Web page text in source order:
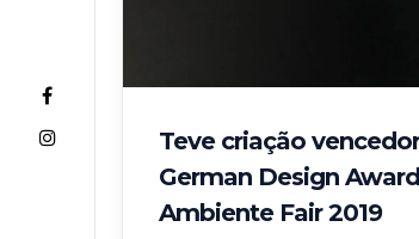
Teve criação
German Design
Ambiente Fair 2019